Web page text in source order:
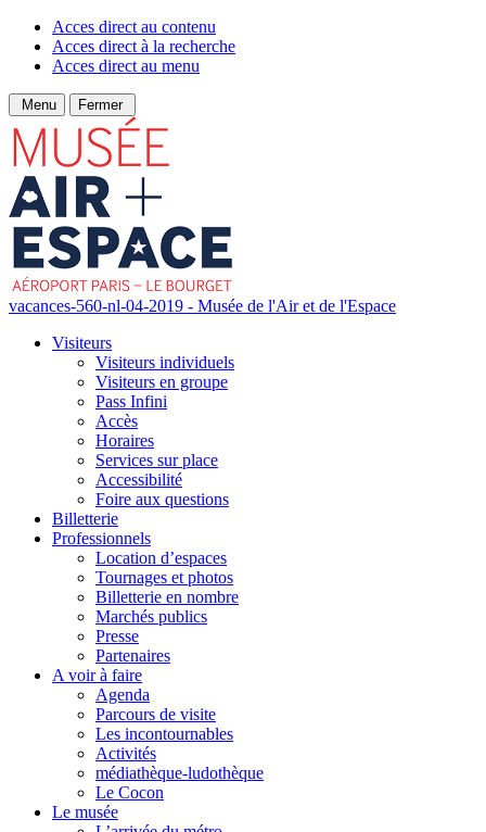
Acces direct au contenu
Acces direct à la recherche
Acces direct au menu
Menu Fermer
vacances-560-nl-04-2019 - Musée de l'Air et de l'Espace
Visiteurs
Visiteurs individuels
Visiteurs en groupe
Pass Infini
Accès
Horaires
Services sur place
Accessibilité
Foire aux questions
Billetterie
Professionnels
Location d’espaces
Tournages et photos
Billetterie en nombre
Marchés publics
Presse
Partenaires
A voir à faire
Agenda
Parcours de visite
Les incontournables
Activités
médiathèque-ludothèque
Le Cocon
Le musée